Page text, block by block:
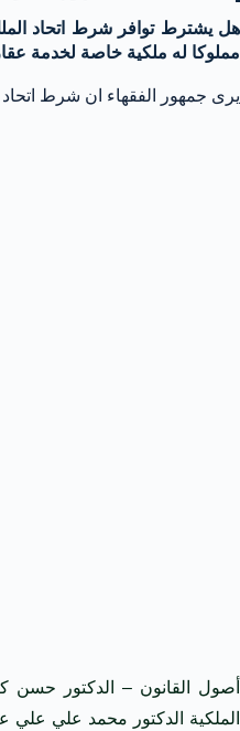
هل يشترط توافر شرط اتحاد
مملوكا له ملكية خاصة لخدمة
يرى جمهور الفقهاء ان شرط اتحاد